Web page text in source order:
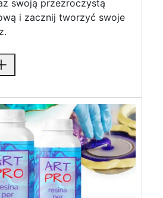
swoją przezroczystą
i zacznij tworzyć swoje